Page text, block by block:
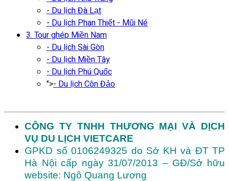
- Du lịch Đà Lạt
- Du lịch Phan Thiết - Mũi Né
3. Tour ghép Miền Nam
- Du lịch Sài Gòn
- Du lịch Miền Tây
- Du lịch Phú Quốc
">- Du lịch Côn Đảo
CÔNG TY TNHH THƯƠNG MẠI VÀ DỊCH
VỤ DU LỊCH VIETCARE
GPKD số 0106249325 do Sở KH và ĐT TP
Hà Nội cấp ngày 31/07/2013 – GĐ/Sở hữu
website: Ngô Quang Lương